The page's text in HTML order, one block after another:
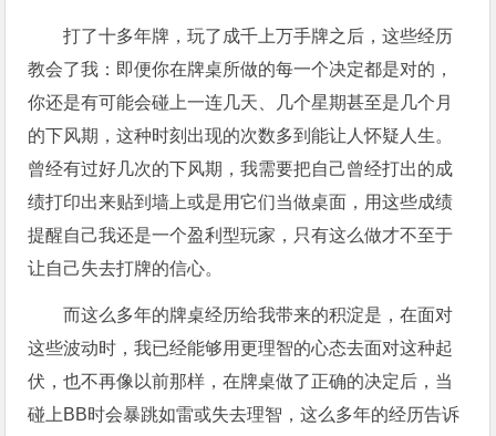
打了十多年牌，玩了成千上万手牌之后，这些经历
教会了我：即便你在牌桌所做的每一个决定都是对的，
你还是有可能会碰上一连几天、几个星期甚至是几个月
的下风期，这种时刻出现的次数多到能让人怀疑人生。
曾经有过好几次的下风期，我需要把自己曾经打出的成
绩打印出来贴到墙上或是用它们当做桌面，用这些成绩
提醒自己我还是一个盈利型玩家，只有这么做才不至于
让自己失去打牌的信心。
而这么多年的牌桌经历给我带来的积淀是，在面对
这些波动时，我已经能够用更理智的心态去面对这种起
伏，也不再像以前那样，在牌桌做了正确的决定后，当
碰上BB时会暴跳如雷或失去理智，这么多年的经历告诉